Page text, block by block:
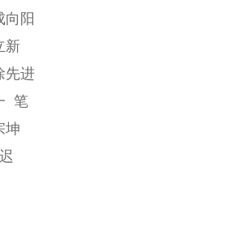
阳
新
进
笔